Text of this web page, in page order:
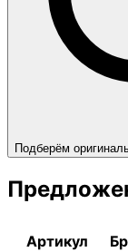
Подберём
Артикул